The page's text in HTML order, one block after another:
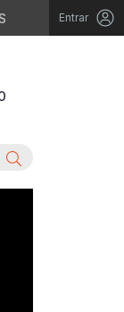
Entrar